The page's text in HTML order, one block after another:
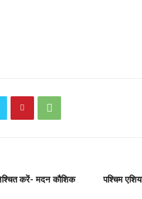
करें- मदन कौशिक
पश्चिम